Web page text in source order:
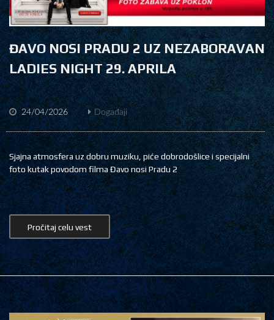
ĐAVO NOSI PRADU 2 UZ NEZABORAVAN
LADIES NIGHT 29. APRILA
24/04/2026 Događaji
Sjajna atmosfera uz dobru muziku, piće dobrodošlice i specijalni
foto kutak povodom filma Đavo nosi Pradu 2
Pročitaj celu vest